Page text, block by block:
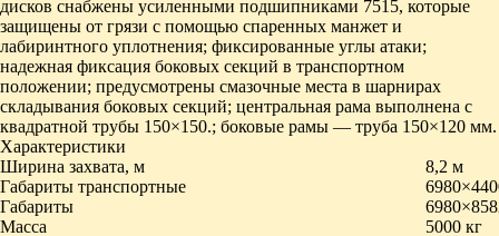
дисков снабжены усиленными подшипниками 7515, которые
защищены от грязи с помощью спаренных манжет и
лабиринтного уплотнения; фиксированные углы атаки;
надежная фиксация боковых секций в транспортном
положении; предусмотрены смазочные места в шарнирах
складывания боковых секций; центральная рама выполнена с
квадратной трубы 150×150.; боковые рамы — труба 150×120 мм.
Характеристики
Ширина захвата, м
8,2 м
Габариты транспортные
Габариты
Масса
5000 кг